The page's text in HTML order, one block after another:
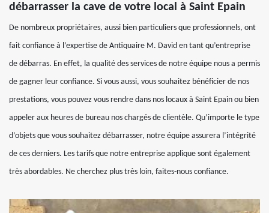
débarrasser la cave de votre local à Saint Epain
De nombreux propriétaires, aussi bien particuliers que professionnels, ont
fait confiance à l’expertise de Antiquaire M. David en tant qu’entreprise
de débarras. En effet, la qualité des services de notre équipe nous a permis
de gagner leur confiance. Si vous aussi, vous souhaitez bénéficier de nos
prestations, vous pouvez vous rendre dans nos locaux à Saint Epain ou bien
appeler aux heures de bureau nos chargés de clientèle. Qu’importe le type
d’objets que vous souhaitez débarrasser, notre équipe assurera l’intégrité
de ces derniers. Les tarifs que notre entreprise applique sont également
très abordables. Ne cherchez plus très loin, faites-nous confiance.